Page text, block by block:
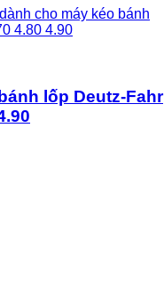
cho máy kéo bánh
4.80 4.90
lốp Deutz-Fahr